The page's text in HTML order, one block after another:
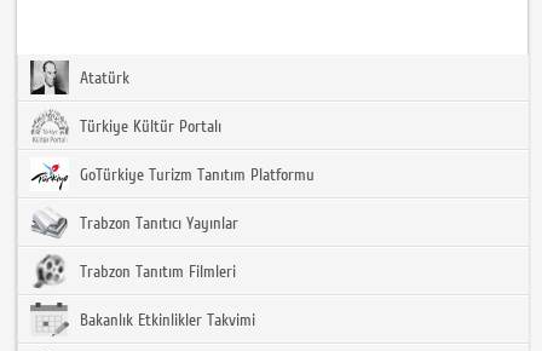
Atatürk
Türkiye Kültür Portalı
GoTürkiye Turizm Tanıtım Platformu
Trabzon Tanıtıcı Yayınlar
Trabzon Tanıtım Filmleri
Bakanlık Etkinlikler Takvimi